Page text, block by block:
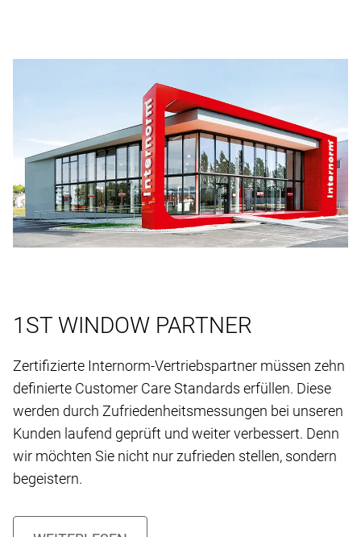
1ST WINDOW PARTNER
Zertifizierte Internorm-Vertriebspartner müssen zehn
definierte Customer Care Standards erfüllen. Diese
werden durch Zufriedenheitsmessungen bei unseren
Kunden laufend geprüft und weiter verbessert. Denn
wir möchten Sie nicht nur zufrieden stellen, sondern
begeistern.